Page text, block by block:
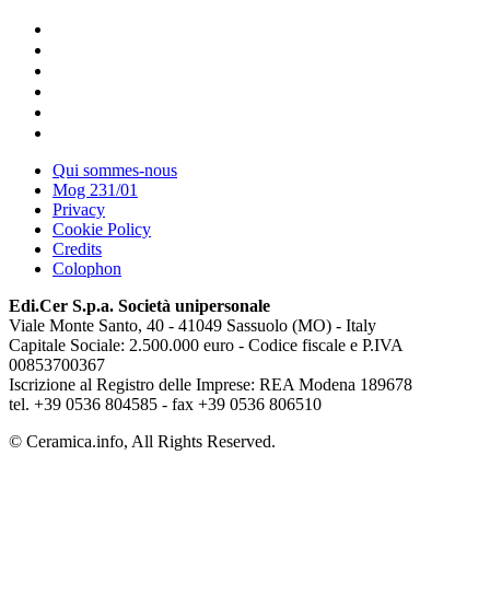
Qui sommes-nous
Mog 231/01
Privacy
Cookie Policy
Credits
Colophon
Edi.Cer S.p.a. Società unipersonale
Viale Monte Santo, 40 - 41049 Sassuolo (MO) - Italy
Capitale Sociale: 2.500.000 euro - Codice fiscale e P.IVA
00853700367
Iscrizione al Registro delle Imprese: REA Modena 189678
tel. +39 0536 804585 - fax +39 0536 806510
© Ceramica.info, All Rights Reserved.